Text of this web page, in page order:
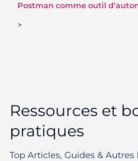
Postman comme outil
>
Ressources et
pratiques
Top Articles, Guides & Autres